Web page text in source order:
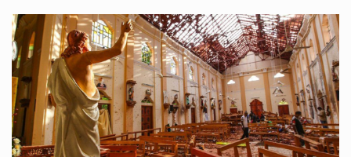
මේ, දන්නා හඳුනන ලියන්නකුගේ නන්නාඳුනන අඩවියක සැරිසරා ලද ආස්වාදනීය මොහොතක සිංහාවලෝකනයකි .කෙටි කවියක දිගු බර…
වත්මන් ආණ්ඩුවේ ප්‍රධාන පාර්ශවකරුවා වන ජනතා විමුක්ති පෙරමුණේ කාලයක පටන් තිබුණු ප්‍රධාන සටන් පාඨයක් වූවේ…